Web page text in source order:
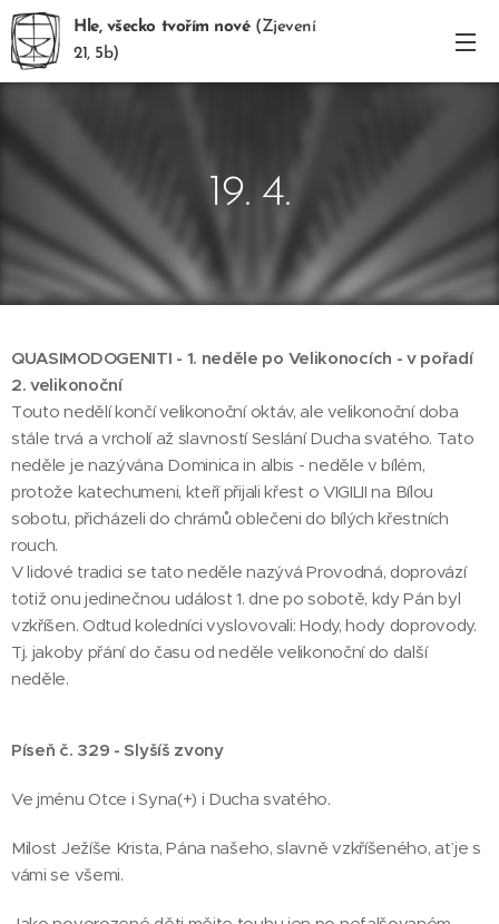
Hle, všecko tvořím nové(Zjevení
21, 5b)
19. 4.
QUASIMODOGENITI - 1. neděle po Velikonocích - v pořadí
2. velikonoční
Touto nedělí končí velikonoční oktáv, ale velikonoční doba
stále trvá a vrcholí až slavností Seslání Ducha svatého. Tato
neděle je nazývána Dominica in albis - neděle v bílém,
protože katechumeni, kteří přijali křest o VIGILII na Bílou
sobotu, přicházeli do chrámů oblečeni do bílých křestních
rouch.
V lidové tradici se tato neděle nazývá Provodná, doprovází
totiž onu jedinečnou událost 1. dne po sobotě, kdy Pán byl
vzkříšen. Odtud koledníci vyslovovali: Hody, hody doprovody.
Tj. jakoby přání do času od neděle velikonoční do další
neděle.
Píseň č. 329 - Slyšíš zvony
Ve jménu Otce i Syna(+) i Ducha svatého.
Milost Ježíše Krista, Pána našeho, slavně vzkříšeného, ať je s
vámi se všemi.